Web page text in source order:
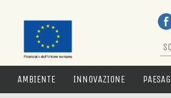
AMBIENTE INNOVAZIONE